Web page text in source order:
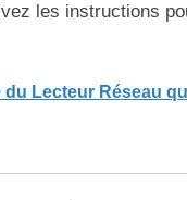
les instructions
du Lecteur Réseau